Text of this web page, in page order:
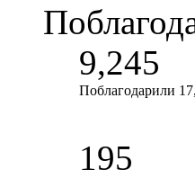
9,245
Поблагодарили
195